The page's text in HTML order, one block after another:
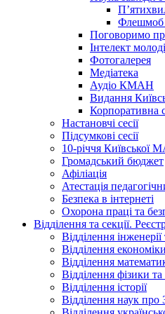
Флешмоб
Поговоримо
Інтелект
Фотогалерея
Медіатека
Аудіо КМАН
Видання
Корпоративна
Настановчі сесії
Підсумкові сесії
10-річчя Київської
Громадський бюджет
Афіліація
Атестація
Безпека в інтернеті
Охорона праці та
Відділення та секції.
Відділення
Відділення економіки
Відділення
Відділення фізики та
Відділення історії
Відділення наук